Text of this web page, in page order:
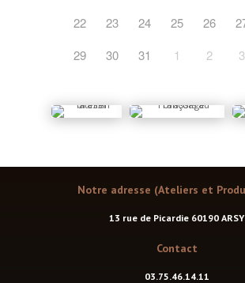
22
23 24 25 26
29
30 31 1 2 3
Notre adresse (Ateliers et
13 rue de Picardie 60190 ARSY
Contact
03.75.46.14.11